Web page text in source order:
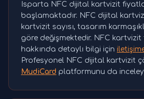
Isparta NFC dijital kartvizit
başlamaktadır. NFC dijital
kartvizit sayısı, tasarım
göre değişmektedir. NFC kartvizit
hakkında detaylı bilgi için
Profesyonel NFC dijital kartvizit
MudiCard platformunu da